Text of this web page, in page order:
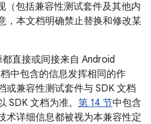
（包括兼容性测试套件及其他内
，本文档明确禁止替换和修改某
直接或间接来自 Android
中包含的信息发挥相同的作
或兼容性测试套件与 SDK 文档
SDK 文档为准。 第 14 节中包含
术详细信息都被视为本兼容性定